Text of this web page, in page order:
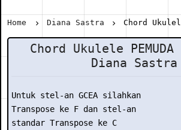
Home Diana Sastra Chord Ukulele
Chord Ukulele PEMUDA
Diana Sastra
Untuk stel-an GCEA silahkan
Transpose ke F dan stel-an
standar Transpose ke C